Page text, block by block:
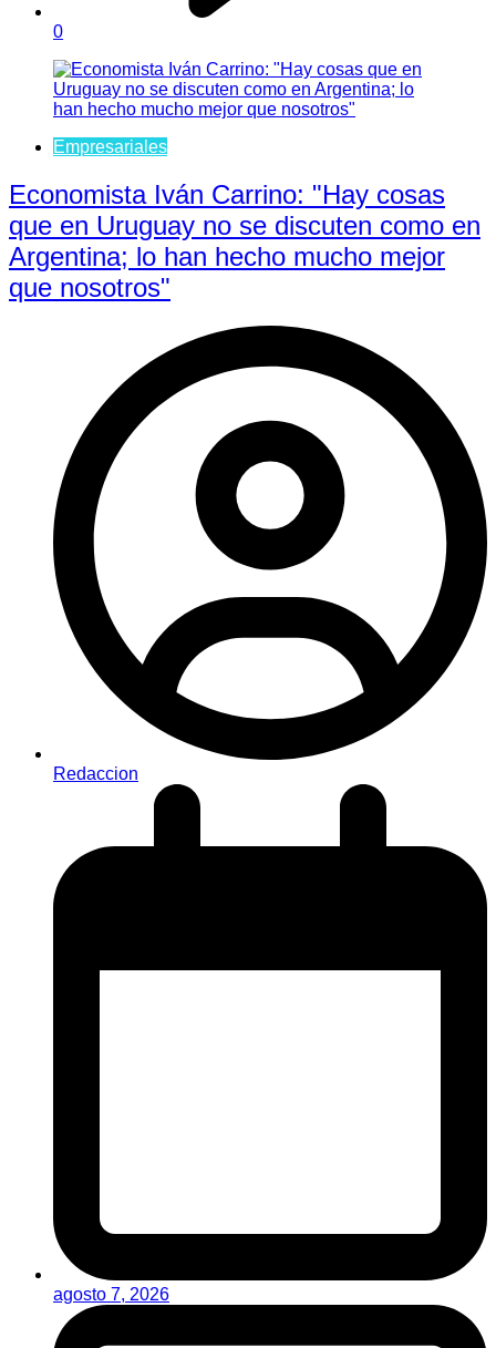
0
Empresariales
Economista Iván Carrino: "Hay cosas
que en Uruguay no se discuten como en
Argentina; lo han hecho mucho mejor
que nosotros"
Redaccion
agosto 7, 2026